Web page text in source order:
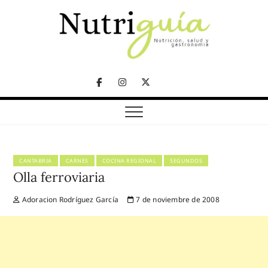
FacebookInstagram
Twitter
Telegram
Nutriguía (Desde
2002)
CANTABRIA CARNES COCINA REGIONAL SEGUNDOS
Olla ferroviaria
Adoracion Rodríguez García 7 de noviembre de 2008